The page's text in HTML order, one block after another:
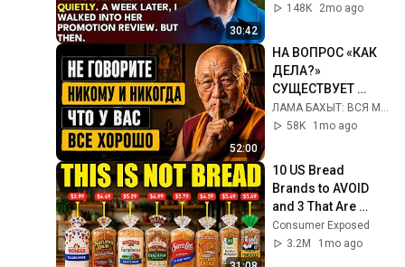
30:42
Embarrassment
148K
2mo ago
52:00
НА ВОПРОС «КАК
ДЕЛА?»
СУЩЕСТВУЕТ
ЛИШЬ ОДИН
МУДРЫЙ ОТВЕТ.
ЖИЗНЕННЫЕ
СИЛЫ.
58K
1mo ago
10 US Bread
Brands to AVOID
and 3 That Are
Actually Safe
Consumer Exposed
3.2M
1mo ago